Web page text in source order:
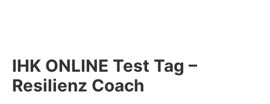
IHK ONLINE Test Tag –
Resilienz Coach